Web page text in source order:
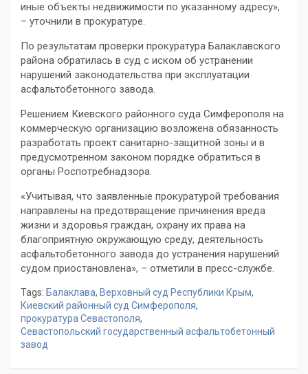
иные объекты недвижимости по указанному адресу»,
– уточнили в прокуратуре.
По результатам проверки прокуратура Балаклавского
района обратилась в суд с иском об устранении
нарушений законодательства при эксплуатации
асфальтобетонного завода.
Решением Киевского районного суда Симферополя на
коммерческую организацию возложена обязанность
разработать проект санитарно-защитной зоны и в
предусмотренном законом порядке обратиться в
органы Роспотребнадзора.
«Учитывая, что заявленные прокуратурой требования
направлены на предотвращение причинения вреда
жизни и здоровья граждан, охрану их права на
благоприятную окружающую среду, деятельность
асфальтобетонного завода до устранения нарушений
судом приостановлена», – отметили в пресс-службе.
Tags: Балаклава, Верховный суд Республики Крым,
Киевский районный суд Симферополя,
прокуратура Севастополя,
Севастопольский государственный асфальтобетонный
завод